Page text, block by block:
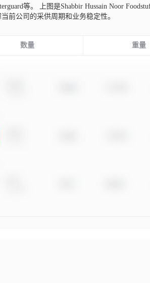
等。
上图是Shabbir Hussain Noor
前公司的采供周期和业务稳定性。
数量 重量